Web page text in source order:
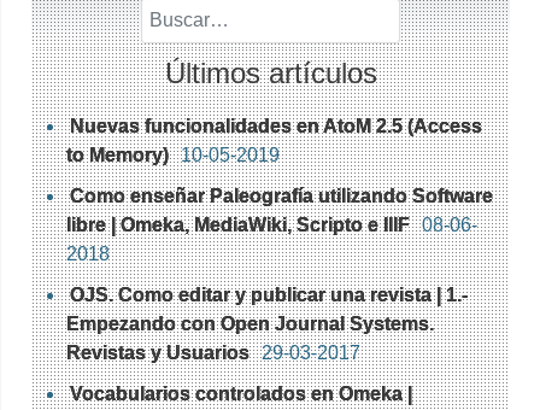
Buscar
Últimos artículos
Nuevas funcionalidades en AtoM 2.5 (Access
to Memory) 10-05-2019
Como enseñar Paleografía utilizando Software
libre | Omeka, MediaWiki, Scripto e IIIF 08-06-
2018
OJS. Como editar y publicar una revista | 1.-
Empezando con Open Journal Systems.
Revistas y Usuarios
29-03-2017
Vocabularios controlados en Omeka |